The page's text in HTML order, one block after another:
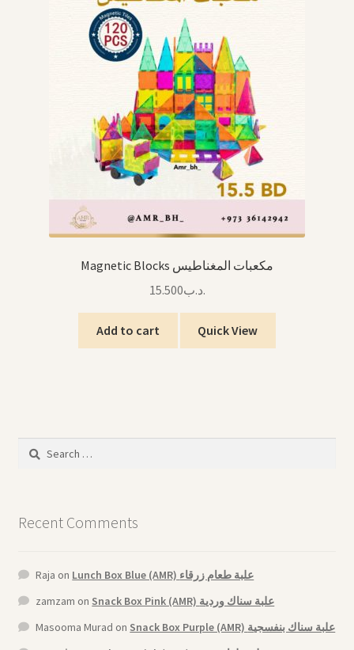
Magnetic Blocks مكعبات المغناطيس
.د.ب15.500
Add to cart Quick View
Search
Recent Comments
Raja on
Lunch Box Blue (AMR) علبة طعام زرقاء
zamzam on
Snack Box Pink (AMR) علبة سناك وردية
Masooma Murad on
Snack Box Purple (AMR) علبة سناك بنفسجية